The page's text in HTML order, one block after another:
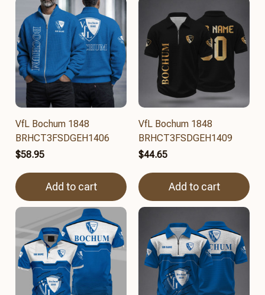
VfL Bochum 1848
BRHCT3FSDGEH1406
$58.95
Add to cart
VfL Bochum 1848
BRHCT3FSDGEH1409
$44.65
Add to cart